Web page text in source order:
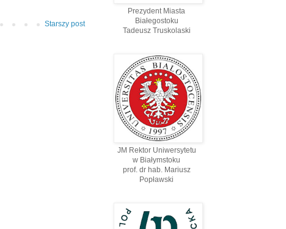
Starszy post
Prezydent Miasta
Białegostoku
Tadeusz Truskolaski
JM Rektor Uniwersytetu
w Białymstoku
prof. dr hab. Mariusz
Popławski